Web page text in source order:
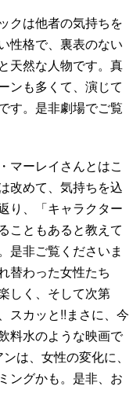
クは他者の気持ちを
性格で、裏表のない
天然な人物です。真
ンも多くて、演じて
す。是非劇場でご覧
マーレイさんとはこ
改めて、気持ちを込
り、「キャラクター
こともあると教えて
是非ご覧くださいま
替わった女性たち
しく、そして次第
スカッと!!まさに、今
料水のような映画で
は、女性の変化に、
ングかも。是非、お